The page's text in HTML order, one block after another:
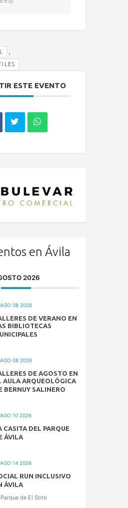
,
ESTE EVENTO
en Ávila
2026
AGO 08 2026
DE VERANO EN
BIBLIOTECAS
AGO 08 2026
DE AGOSTO EN
AULA ARQUEOLÓGICA
BERNUY SALINERO
AGO 10 2026
CASITA DEL PARQUE
ÁVILA
AGO 14 2026
RUN INCLUSIVO
ÁVILA
Parque de El Soto